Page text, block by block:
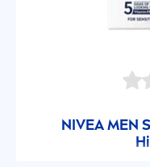
NIVEAMEN